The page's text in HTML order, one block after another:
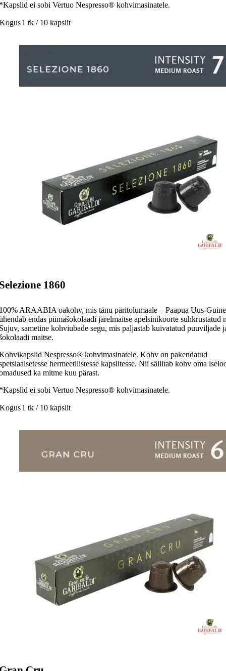
ei sobi Vertuo Nespresso® kohvimasinatele.
Kogus1 tk / 10 kapslit
1860
ARAABIA oakohv, mis tänu päritolumaale – Paapua Uus-
endas piimašokolaadi järelmaitse apelsinikoorte suhkrustatud
sametine kohviubade segu, mis paljastab kuivatatud puuviljade
maitse.
Nespresso® kohvimasinatele. Kohv on pakendatud
hermeetilistesse kapslitesse. Nii säilitab kohv oma
ka mitme kuu pärast.
ei sobi Vertuo Nespresso® kohvimasinatele.
Kogus1 tk / 10 kapslit